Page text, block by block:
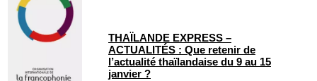
THAÏLANDE EXPRESS –
ACTUALITÉS : Que retenir de
l’actualité thaïlandaise du 9 au 15
janvier ?